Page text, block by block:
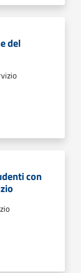
del
con